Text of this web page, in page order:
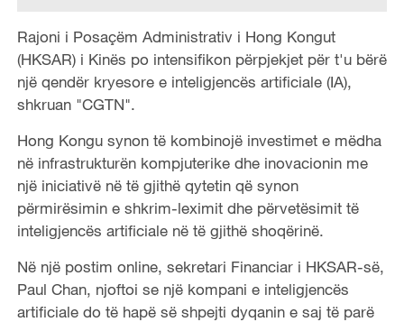
Rajoni i Posaçëm Administrativ i Hong Kongut
(HKSAR) i Kinës po intensifikon përpjekjet për t'u bërë
një qendër kryesore e inteligjencës artificiale (IA),
shkruan "CGTN".
Hong Kongu synon të kombinojë investimet e mëdha
në infrastrukturën kompjuterike dhe inovacionin me
një iniciativë në të gjithë qytetin që synon
përmirësimin e shkrim-leximit dhe përvetësimit të
inteligjencës artificiale në të gjithë shoqërinë.
Në një postim online, sekretari Financiar i HKSAR-së,
Paul Chan, njoftoi se një kompani e inteligjencës
artificiale do të hapë së shpejti dyqanin e saj të parë